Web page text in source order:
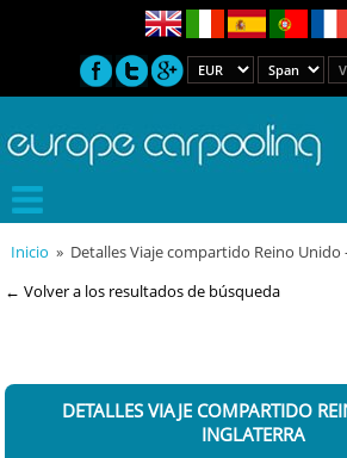
Inicio » Detalles Viaje compartido Reino Unido
← Volver a los resultados de búsqueda
DETALLES VIAJE COMPARTIDO
INGLATERRA